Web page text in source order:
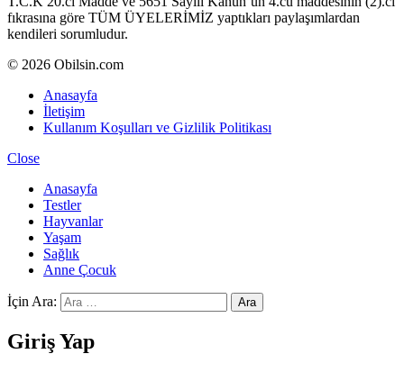
fıkrasına göre TÜM ÜYELERİMİZ yaptıkları paylaşımlardan
kendileri sorumludur.
© 2026 Obilsin.com
Anasayfa
İletişim
Kullanım Koşulları ve Gizlilik Politikası
Close
Anasayfa
Testler
Hayvanlar
Yaşam
Sağlık
Anne Çocuk
İçin Ara: Ara
Giriş Yap